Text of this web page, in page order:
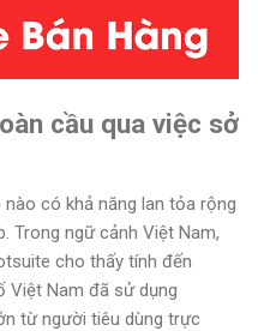
cầu qua việc sở
có khả năng lan tỏa rộng
Trong ngữ cảnh Việt Nam,
cho thấy tính đến
Việt Nam đã sử dụng
từ người tiêu dùng trực